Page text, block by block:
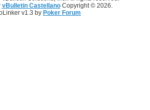
vBulletin CastellanoCopyright © 2026.
v1.3 by Poker Forum